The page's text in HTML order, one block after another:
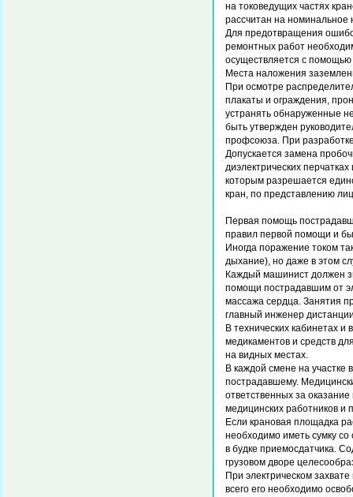
на токоведущих частях
рассчитан на номинальное
Для предотвращения
ремонтных работ
осуществляется с помощью
Места наложения
При осмотре
плакаты и ограждения,
устранять обнаруженные
быть утвержден
профсоюза. При
Допускается замена
диэлектрических
которым разрешается
кран, по представлению
Первая помощь
правил первой помощи и
Иногда поражение током
дыхание), но даже в этом
Каждый машинист должен
помощи пострадавшим от
массажа сердца. Занятия
главный инженер
В технических кабинетах
медикаментов и средств
на видных местах.
В каждой смене на
пострадавшему.
ответственных за
медицинских работников и
Если крановая площадка
необходимо иметь сумку
в будке приемосдатчика.
грузовом дворе
При электрическом
всего его необходимо